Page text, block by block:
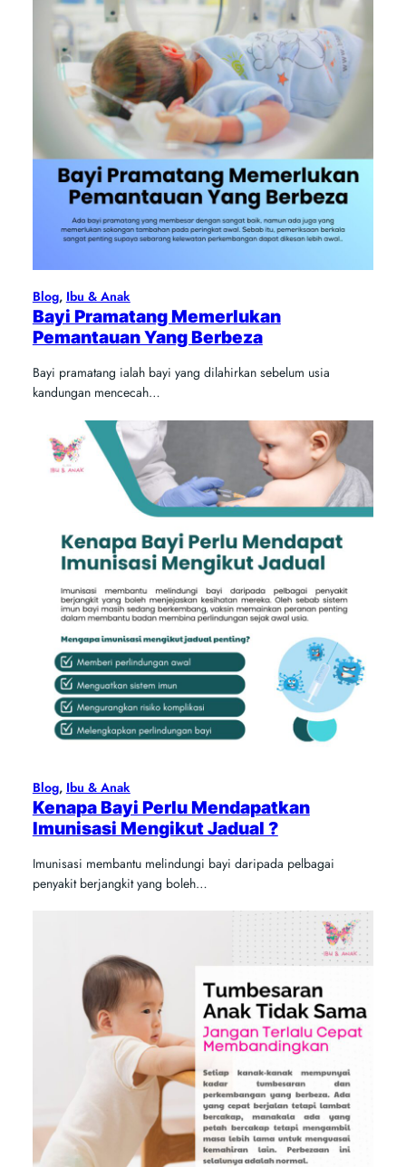
Blog, Ibu & Anak
Bayi Pramatang Memerlukan
Pemantauan Yang Berbeza
Bayi pramatang ialah bayi yang dilahirkan sebelum usia
kandungan mencecah…
Blog, Ibu & Anak
Kenapa Bayi Perlu Mendapatkan
Imunisasi Mengikut Jadual ?
Imunisasi membantu melindungi bayi daripada pelbagai
penyakit berjangkit yang boleh…